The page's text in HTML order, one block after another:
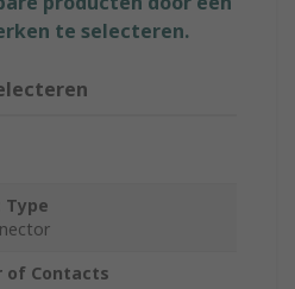
te selecteren.
Type
of Contacts